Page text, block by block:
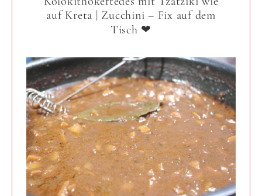
auf Kreta | Zucchini – Fix auf dem
Tisch ❤